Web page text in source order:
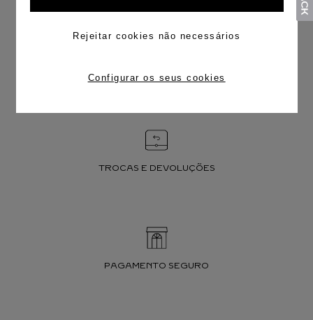
Rejeitar cookies não necessários
Configurar os seus cookies
TROCAS E DEVOLUÇÕES
PAGAMENTO SEGURO